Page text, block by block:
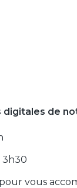
de
3h30
vous